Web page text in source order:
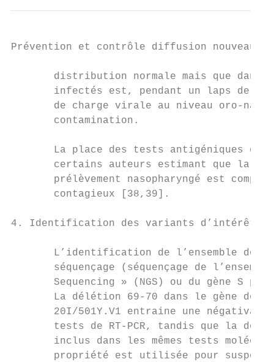
Prévention et contrôle diffusion
distribution normale mais que dans
infectés est, pendant un laps de
de charge virale au niveau oro-
       contamination.
La place des tests antigéniques
certains auteurs estimant que la
prélèvement nasopharyngé est
       contagieux [38,39].
4. Identification des variants d’intérêt
L’identification de l’ensemble des
séquençage (séquençage de
Sequencing » (NGS) ou du gène S
La délétion 69-70 dans le gène de
20I/501Y.V1 entraine une
tests de RT-PCR, tandis que la
inclus dans les mêmes tests
propriété est utilisée pour